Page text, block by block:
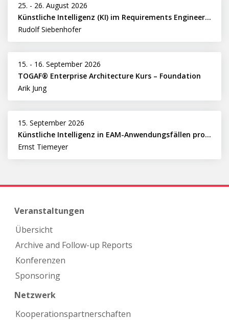
25. - 26. August 2026
Künstliche Intelligenz (KI) im Requirements Engineering erfolgreich einsetzen
Rudolf Siebenhofer
15. - 16. September 2026
TOGAF® Enterprise Architecture Kurs – Foundation
Arik Jung
15. September 2026
Künstliche Intelligenz in EAM-Anwendungsfällen professionell nutzen
Ernst Tiemeyer
Veranstaltungen
Übersicht
Archive and Follow-up Reports
Konferenzen
Sponsoring
Netzwerk
Kooperations­partnerschaften